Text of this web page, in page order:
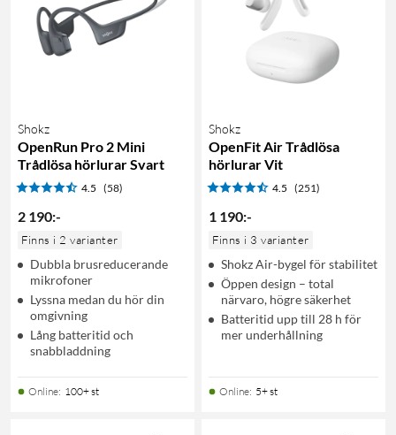
Shokz
OpenRun Pro 2 Mini
Trådlösa hörlurar Svart
4.5 (58)
2 190:-
Finns i 2 varianter
Dubbla brusreducerande
mikrofoner
Lyssna medan du hör din
omgivning
Lång batteritid och
snabbladdning
Online: 100+ st
Shokz
OpenFit Air Trådlösa
hörlurar Vit
4.5 (251)
1 190:-
Finns i 3 varianter
Shokz Air-bygel för stabilitet
Öppen design – total
närvaro, högre säkerhet
Batteritid upp till 28 h för
mer underhållning
Online: 5+ st